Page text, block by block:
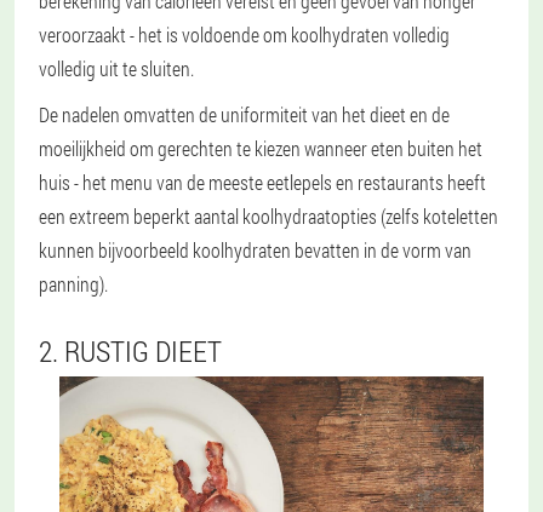
veroorzaakt - het is voldoende om koolhydraten volledig
volledig uit te sluiten.
De nadelen omvatten de uniformiteit van het dieet en de
moeilijkheid om gerechten te kiezen wanneer eten buiten het
huis - het menu van de meeste eetlepels en restaurants heeft
een extreem beperkt aantal koolhydraatopties (zelfs koteletten
kunnen bijvoorbeeld koolhydraten bevatten in de vorm van
panning).
2. RUSTIG DIEET